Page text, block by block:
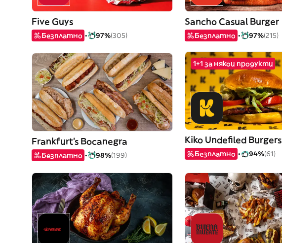
Five Guys
Безплатно 97%(305)
Sancho Casual Burger
Безплатно 97%(215)
Frankfurt's Bocanegra
Безплатно 98%(199)
1+1 за някои продукти
Kiko Undefiled Burgers
Безплатно 94%(61)